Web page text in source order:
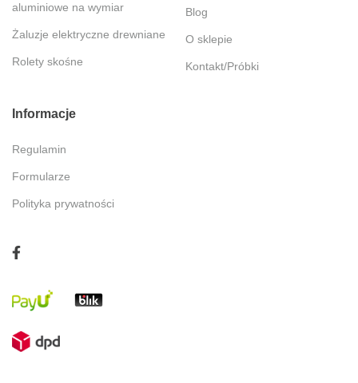
aluminiowe na wymiar
Żaluzje elektryczne drewniane
Rolety skośne
Blog
O sklepie
Kontakt/Próbki
Informacje
Regulamin
Formularze
Polityka prywatności